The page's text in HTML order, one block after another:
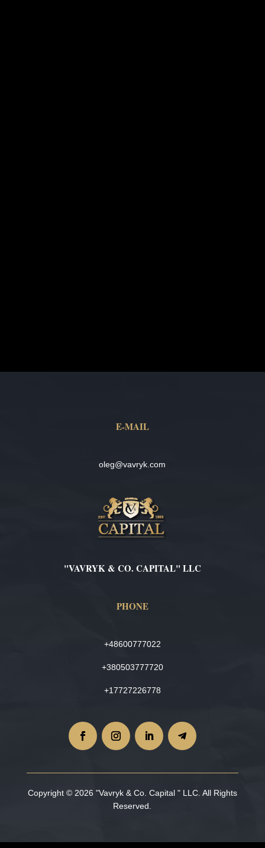
E-MAIL
oleg@vavryk.com
"VAVRYK & CO. CAPITAL" LLC
PHONE
+48600777022
+380503777720
+17727226778
Copyright © 2026 "Vavryk & Co. Capital " LLC. All Rights
Reserved.